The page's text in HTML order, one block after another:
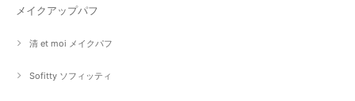
メイクアップパフ
清 et moi メイクパフ
Sofitty ソフィッティ